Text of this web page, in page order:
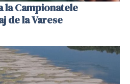
la Campionatele
de la Varese